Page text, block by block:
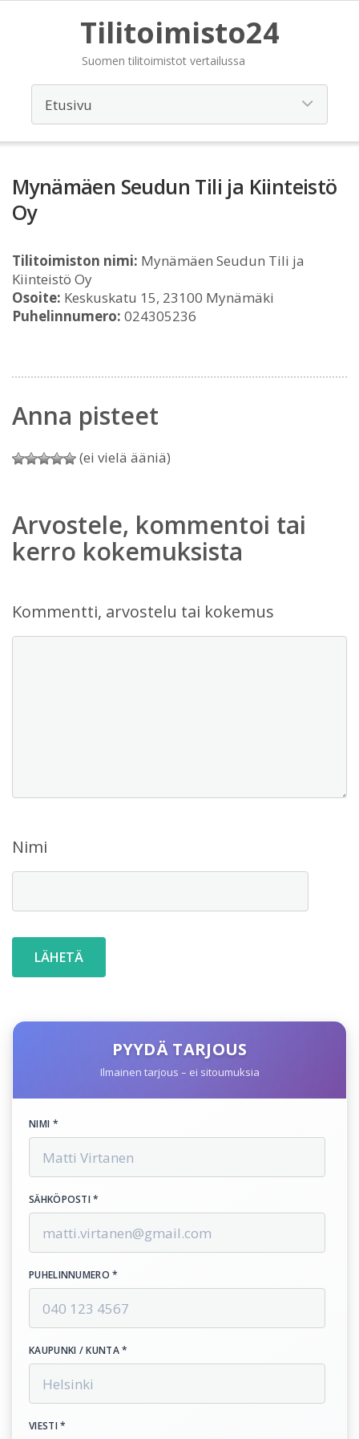
Tilitoimisto24
Suomen tilitoimistot vertailussa
Mynämäen Seudun Tili ja Kiinteistö
Oy
Tilitoimiston nimi: Mynämäen Seudun Tili ja
Kiinteistö Oy
Osoite: Keskuskatu 15, 23100 Mynämäki
Puhelinnumero: 024305236
Anna pisteet
(ei vielä ääniä)
Arvostele, kommentoi tai
kerro kokemuksista
Kommentti, arvostelu tai kokemus
Nimi
PYYDÄ TARJOUS
Ilmainen tarjous – ei sitoumuksia
NIMI *
SÄHKÖPOSTI *
PUHELINNUMERO *
KAUPUNKI / KUNTA *
VIESTI *